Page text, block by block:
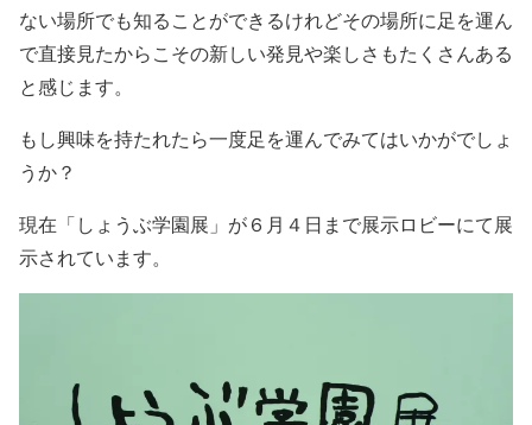
ない場所でも知ることができるけれどその場所に足を運ん
で直接見たからこその新しい発見や楽しさもたくさんある
と感じます。
もし興味を持たれたら一度足を運んでみてはいかがでしょ
うか？
現在「しょうぶ学園展」が６月４日まで展示ロビーにて展
示されています。